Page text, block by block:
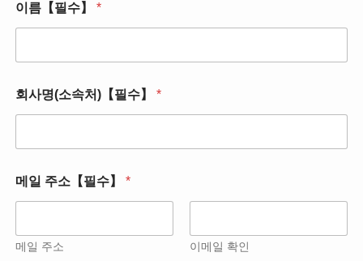
이름【필수】 *
회사명(소속처)【필수】 *
메일 주소【필수】 *
메일 주소 이메일 확인